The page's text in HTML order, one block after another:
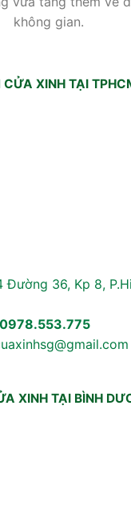
không gian.
CỬA XINH TẠI
Đường 36, Kp 8,
0978.553.775
XINH TẠI BÌNH